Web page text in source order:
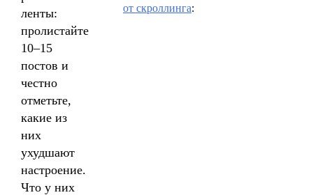
ленты:
пролистайте
10–15
постов и
честно
отметьте,
какие из
них
ухудшают
настроение.
Что у них
от скроллинга: